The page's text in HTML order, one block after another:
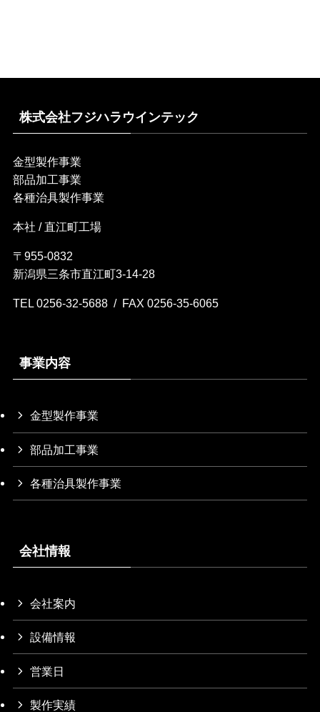
株式会社フジハラウインテック
金型製作事業
部品加工事業
各種治具製作事業
本社 / 直江町工場
〒955-0832
新潟県三条市直江町3-14-28
TEL 0256-32-5688 / FAX 0256-35-6065
事業内容
金型製作事業
部品加工事業
各種治具製作事業
会社情報
会社案内
設備情報
営業日
製作実績